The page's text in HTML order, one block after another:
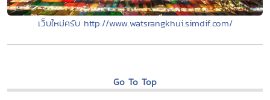
เว็บใหม่ครับ http://www.watsrangkhui.simdif.com/
Go To Top